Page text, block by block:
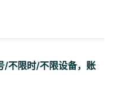
/不限时/不限设备，账